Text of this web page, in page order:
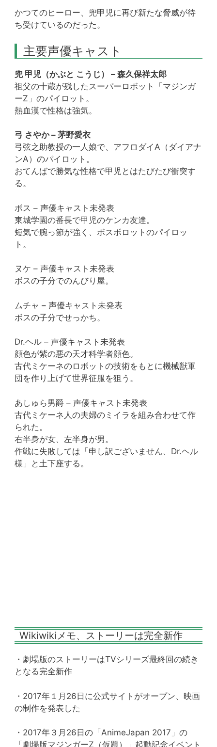
かつてのヒーロー、兜甲児に再び新たな脅威が待
ち受けているのだった。
主要声優キャスト
兜 甲児（かぶと こうじ） – 森久保祥太郎
祖父の十蔵が残したスーパーロボット「マジンガ
ーZ」のパイロット。
熱血漢で性格は強気。
弓 さやか – 茅野愛衣
弓弦之助教授の一人娘で、アフロダイA（ダイアナ
ンA）のパイロット。
おてんばで勝気な性格で甲児とはたびたび衝突す
る。
ボス – 声優キャスト未発表
東城学園の番長で甲児のケンカ友達。
短気で腕っ節が強く、ボスボロットのパイロッ
ト。
ヌケ – 声優キャスト未発表
ボスの子分でのんびり屋。
ムチャ – 声優キャスト未発表
ボスの子分でせっかち。
Dr.ヘル – 声優キャスト未発表
顔色が紫の悪の天才科学者顔色。
古代ミケーネのロボットの技術をもとに機械獣軍
団を作り上げて世界征服を狙う。
あしゅら男爵 – 声優キャスト未発表
古代ミケーネ人の夫婦のミイラを組み合わせて作
られた。
右半身が女、左半身が男。
作戦に失敗しては「申し訳ございません、Dr.ヘル
様」と土下座する。
Wikiwikiメモ、ストーリーは完全新作
・劇場版のストーリーはTVシリーズ最終回の続き
となる完全新作
・2017年１月26日に公式サイトがオープン、映画
の制作を発表した
・2017年３月26日の「AnimeJapan 2017」の
「劇場版マジンガーZ（仮題）」起動記念イベント